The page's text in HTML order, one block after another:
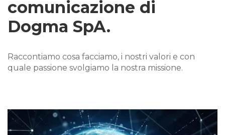
comunicazione di
Dogma SpA.
Raccontiamo cosa facciamo, i nostri valori e con
quale passione svolgiamo la nostra missione.